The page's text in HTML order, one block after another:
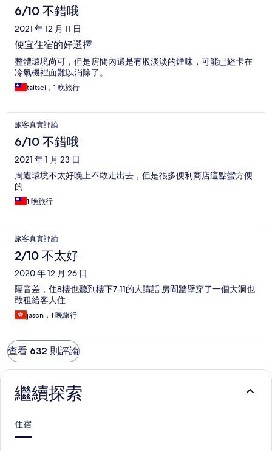
6/10 不錯哦
2021 年 12 月 11 日
便宜住宿的好選擇
整體環境尚可，但是房間內還是有股淡淡的煙味，可能已經卡在
冷氣機裡面難以消除了。
taitsei，1 晚旅行
旅客真實評論
6/10 不錯哦
2021 年 1 月 23 日
周遭環境不太好晚上不敢走出去，但是很多便利商店這點蠻方便
的
1 晚旅行
旅客真實評論
2/10 不太好
2020 年 12 月 26 日
隔音差，住8樓也聽到樓下7-11的人講話 房間牆壁穿了一個大洞也
敢租給客人住
jason，1 晚旅行
查看 632 則評論
繼續探索
住宿